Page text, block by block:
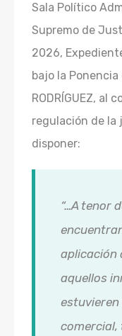
Sala Político
Supremo de
2026,
bajo la Ponencia
RODRÍGUEZ, al
regulación de la
disponer:
“…A tenor
aplicación
aquellos
estuvieren
comercial,